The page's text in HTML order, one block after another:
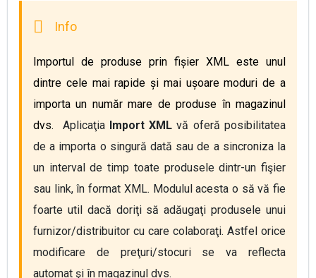
Importul de produse prin fișier XML este unul
dintre cele mai rapide și mai ușoare moduri de a
importa un număr mare de produse în magazinul
dvs.
Aplicaţia Import XML vă oferă posibilitatea
de a importa o singură dată sau de a sincroniza la
un interval de timp toate produsele dintr-un fişier
sau link, în format XML. Modulul acesta o să vă fie
foarte util dacă doriţi să adăugaţi produsele unui
furnizor/distribuitor cu care colaboraţi. Astfel orice
modificare de preţuri/stocuri se va reflecta
automat şi în magazinul dvs.